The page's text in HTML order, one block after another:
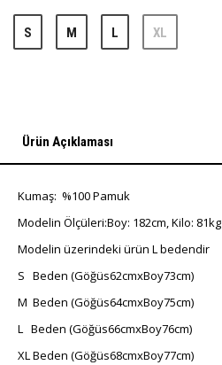
S M L XL
Ürün Açıklaması
Kumaş: %100 Pamuk
Modelin Ölçüleri:Boy: 182cm, Kilo: 81kg
Modelin üzerindeki ürün L bedendir
S Beden (Göğüs62cmxBoy73cm)
M Beden (Göğüs64cmxBoy75cm)
L Beden (Göğüs66cmxBoy76cm)
XL Beden (Göğüs68cmxBoy77cm)